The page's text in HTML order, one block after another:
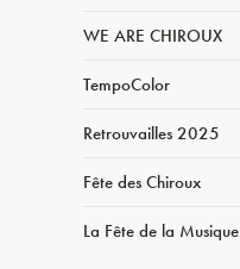
WE ARE CHIROUX
TempoColor
Retrouvailles 2025
Fête des Chiroux
La Fête de la Musique